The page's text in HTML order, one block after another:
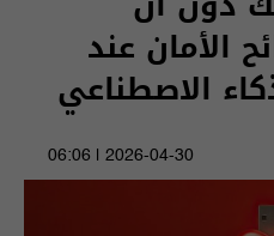
الأمان عند
الاصطناعي
2026-04-30 | 06:06